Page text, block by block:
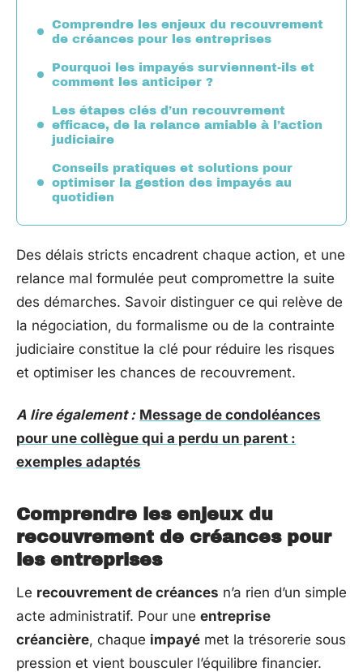
Comprendre les enjeux du recouvrement
de créances pour les entreprises
Pourquoi les impayés surviennent-ils et
comment les anticiper ?
Les étapes clés d’un recouvrement
efficace, de la relance amiable à l’action
judiciaire
Conseils pratiques et solutions pour
optimiser la gestion des impayés au
quotidien
Des délais stricts encadrent chaque action, et une
relance mal formulée peut compromettre la suite
des démarches. Savoir distinguer ce qui relève de
la négociation, du formalisme ou de la contrainte
judiciaire constitue la clé pour réduire les risques
et optimiser les chances de recouvrement.
A lire également : Message de condoléances
pour une collègue qui a perdu un parent :
exemples adaptés
Comprendre les enjeux du
recouvrement de créances pour
les entreprises
Le recouvrement de créances n’a rien d’un simple
acte administratif. Pour une entreprise
créancière, chaque impayé met la trésorerie sous
pression et vient bousculer l’équilibre financier.